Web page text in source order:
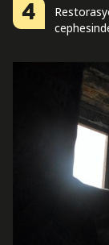
4